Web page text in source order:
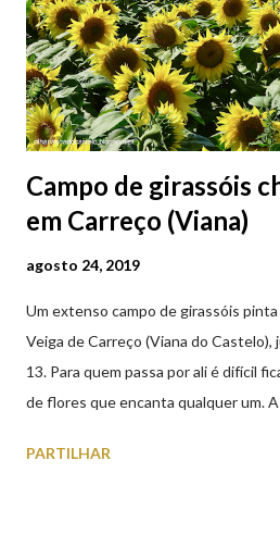
Campo de girassóis
em Carreço (Viana)
agosto 24, 2019
Um extenso campo de girassóis pinta
Veiga de Carreço (Viana do Castelo),
13. Para quem passa por ali é difícil
de flores que encanta qualquer um.
aproveite a paisagem como cenário
PARTILHAR